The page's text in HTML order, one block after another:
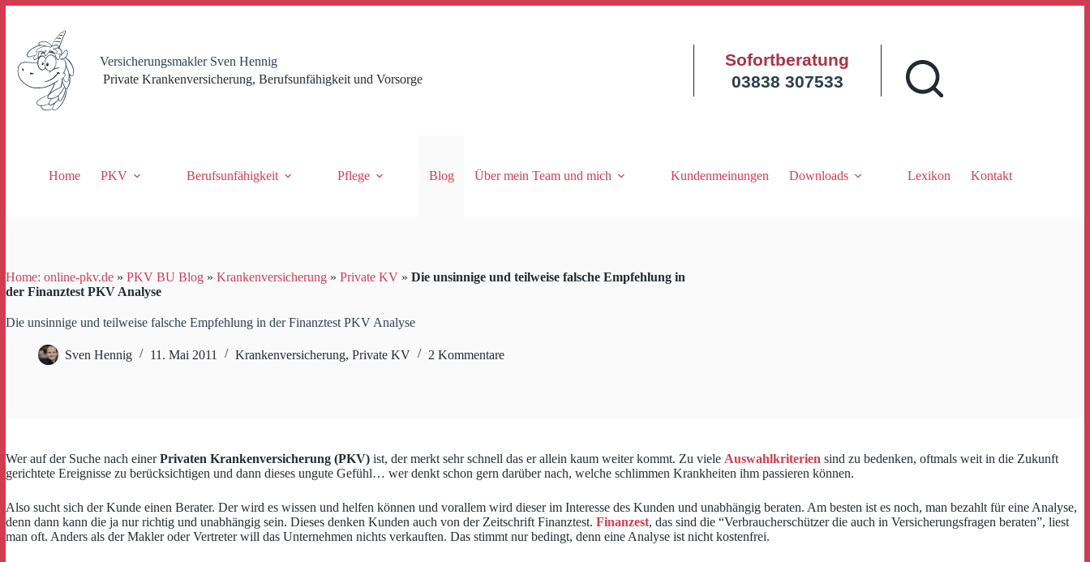
springen
Versicherungsmakler Sven Hennig
Private Krankenversicherung, Berufsunfähigkeit und Vorsorge
Sofortberatung
03838 307533
Home PKV Berufsunfähigkeit Pflege Blog Über mein Team und mich Kundenmeinungen Downloads Lexikon Kontakt
Home: online-pkv.de » PKV BU Blog » Krankenversicherung » Private KV » Die unsinnige und teilweise falsche Empfehlung in
der Finanztest PKV Analyse
Die unsinnige und teilweise falsche Empfehlung in der Finanztest PKV Analyse
Sven Hennig 11. Mai 2011 Krankenversicherung, Private KV 2 Kommentare
Wer auf der Suche nach einerPrivaten Krankenversicherung (PKV) ist, der merkt sehr schnell das er allein kaum weiter kommt. Zu viele Auswahlkriterien sind zu bedenken, oftmals weit in die Zukunft
gerichtete Ereignisse zu berücksichtigen und dann dieses ungute Gefühl… wer denkt schon gern darüber nach, welche schlimmen Krankheiten ihm passieren können.
Also sucht sich der Kunde einen Berater. Der wird es wissen und helfen können und vorallem wird dieser im Interesse des Kunden und unabhängig beraten. Am besten ist es noch, man bezahlt für eine Analyse,
denn dann kann die ja nur richtig und unabhängig sein. Dieses denken Kunden auch von der Zeitschrift Finanztest. Finanzest, das sind die “Verbraucherschützer die auch in Versicherungsfragen beraten”, liest
man oft. Anders als der Makler oder Vertreter will das Unternehmen nichts verkauften. Das stimmt nur bedingt, denn eine Analyse ist nicht kostenfrei.